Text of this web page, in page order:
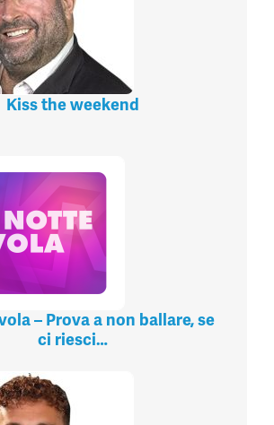
Kiss the weekend
– Prova a non ballare, se
ci riesci…